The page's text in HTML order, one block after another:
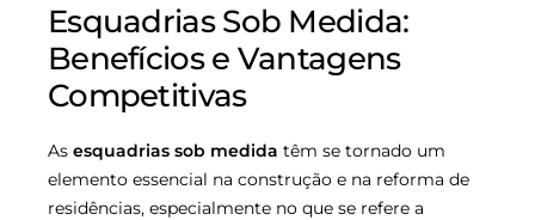
Esquadrias Sob Medida:
Benefícios e Vantagens
Competitivas
As esquadrias sob medida têm se tornado um
elemento essencial na construção e na reforma de
residências, especialmente no que se refere a